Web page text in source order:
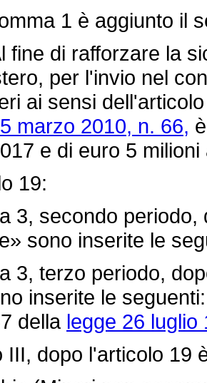
1 è aggiunto il
di rafforzare la
per l'invio nel
ai sensi
marzo 2010, n. 66,
e di euro 5
19:
secondo periodo,
sono inserite le
terzo periodo,
inserite le
della legge 26 luglio
dopo l'articolo 19